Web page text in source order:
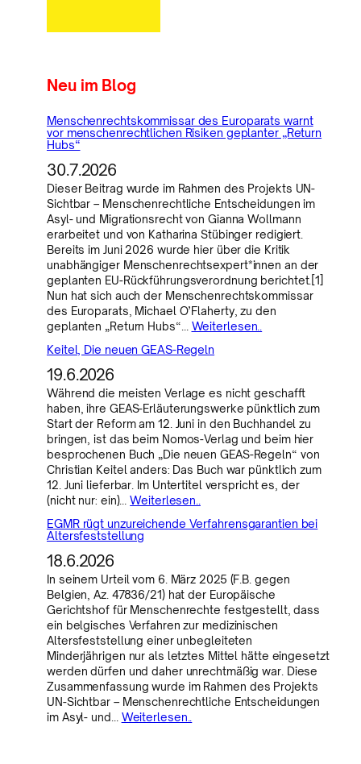
Neu im Blog
Menschenrechtskommissar des Europarats warnt
vor menschenrechtlichen Risiken geplanter „Return
Hubs“
30.7.2026
Dieser Beitrag wurde im Rahmen des Projekts UN-
Sichtbar – Menschenrechtliche Entscheidungen im
Asyl- und Migrationsrecht von Gianna Wollmann
erarbeitet und von Katharina Stübinger redigiert.
Bereits im Juni 2026 wurde hier über die Kritik
unabhängiger Menschenrechtsexpert*innen an der
geplanten EU-Rückführungsverordnung berichtet.[1]
Nun hat sich auch der Menschenrechtskommissar
des Europarats, Michael O’Flaherty, zu den
geplanten „Return Hubs“… Weiterlesen..
Keitel, Die neuen GEAS-Regeln
19.6.2026
Während die meisten Verlage es nicht geschafft
haben, ihre GEAS-Erläuterungswerke pünktlich zum
Start der Reform am 12. Juni in den Buchhandel zu
bringen, ist das beim Nomos-Verlag und beim hier
besprochenen Buch „Die neuen GEAS-Regeln“ von
Christian Keitel anders: Das Buch war pünktlich zum
12. Juni lieferbar. Im Untertitel verspricht es, der
(nicht nur: ein)…Weiterlesen..
EGMR rügt unzureichende Verfahrensgarantien bei
Altersfeststellung
18.6.2026
In seinem Urteil vom 6. März 2025 (F.B. gegen
Belgien, Az. 47836/21) hat der Europäische
Gerichtshof für Menschenrechte festgestellt, dass
ein belgisches Verfahren zur medizinischen
Altersfeststellung einer unbegleiteten
Minderjährigen nur als letztes Mittel hätte eingesetzt
werden dürfen und daher unrechtmäßig war. Diese
Zusammenfassung wurde im Rahmen des Projekts
UN-Sichtbar – Menschenrechtliche Entscheidungen
im Asyl- und… Weiterlesen..